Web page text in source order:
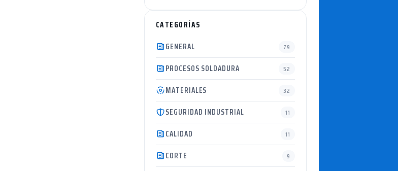
CATEGORÍAS
GENERAL
79
PROCESOS SOLDADURA 52
MATERIALES 32
SEGURIDAD INDUSTRIAL 11
CALIDAD 11
CORTE 9